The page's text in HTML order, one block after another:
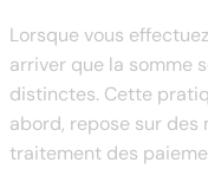
Lorsque vous
arriver que la somme
distinctes. Cette
abord, repose sur
traitement des